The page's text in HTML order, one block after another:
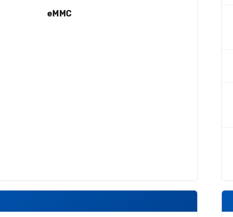
eMMC